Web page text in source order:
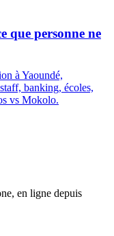
que personne ne
à Yaoundé,
banking, écoles,
vs Mokolo.
en ligne depuis